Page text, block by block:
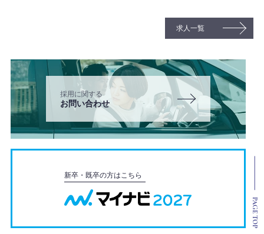
求人一覧
採用に関する
お問い合わせ
新卒・既卒の方はこちら
PAGE TOP